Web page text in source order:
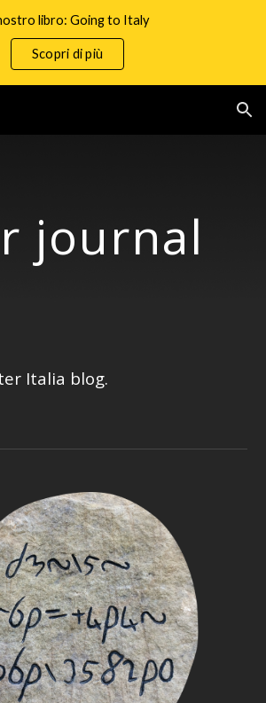
Skip to navigation
libro: Going to Italy
Scopri di più
journal
Italia blog.